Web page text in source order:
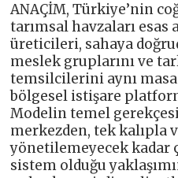
ANAÇİM, Türkiye’nin
tarımsal havzaları esas
üreticileri, sahaya
meslek gruplarını ve
temsilcilerini aynı
bölgesel istişare
Modelin temel
merkezden, tek kalıpla
yönetilemeyecek kadar
sistem olduğu